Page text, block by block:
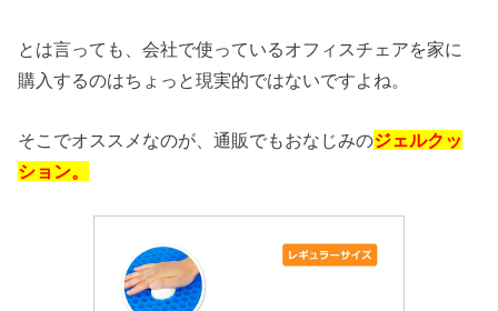
とは言っても、会社で使っているオフィスチェアを家に
購入するのはちょっと現実的ではないですよね。
そこでオススメなのが、通販でもおなじみのジェルクッ
ション。